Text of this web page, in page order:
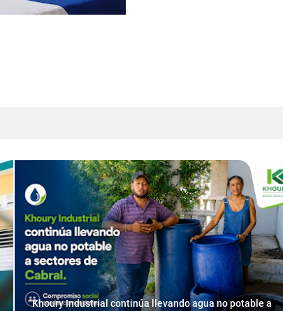
Khoury Industrial continúa llevando agua no potable a